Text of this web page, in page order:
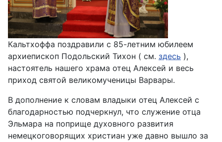
Кальтхоффа поздравили с 85-летним юбилеем
архиепископ Подольский Тихон ( см. здесь ),
настоятель нашего храма отец Алексей и весь
приход святой великомученицы Варвары.
В дополнение к словам владыки отец Алексей с
благодарностью подчеркнул, что служение отца
Эльмара на поприще духовного развития
немецкоговорящих христиан уже давно вышло за